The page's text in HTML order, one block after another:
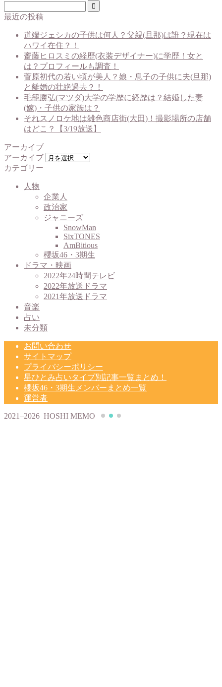
最近の投稿
道端ジェシカの子供は何人？父親(旦那)は誰？現在は
ハワイ在住？！
齋藤ヒロスミの経歴(衣装デザイナー)に学歴！女と
は？プロフィールも調査！
菅原初代の若い頃が美人？娘・息子の子供に夫(旦那)
と離婚の壮絶過去？！
毛籠勝弘(マツダ)大学の学歴に経歴は？結婚した妻
(嫁)・子供の家族は？
それスノロケ地は雑色商店街(大田)！撮影場所の店舗
はどこ？【3/19放送】
アーカイブ
アーカイブ
カテゴリー
人物
企業人
政治家
ジャニーズ
SnowMan
SixTONES
AmBitious
櫻坂46・3期生
ドラマ・映画
2022年24時間テレビ
2022年放送ドラマ
2021年放送ドラマ
音楽
占い
未分類
お問い合わせ
サイトマップ
プライバシーポリシー
星ひとみ占いタイプ別記事一覧まとめ！
櫻坂46・3期生メンバーまとめ一覧
運営者
2021–2026 HOSHI MEMO